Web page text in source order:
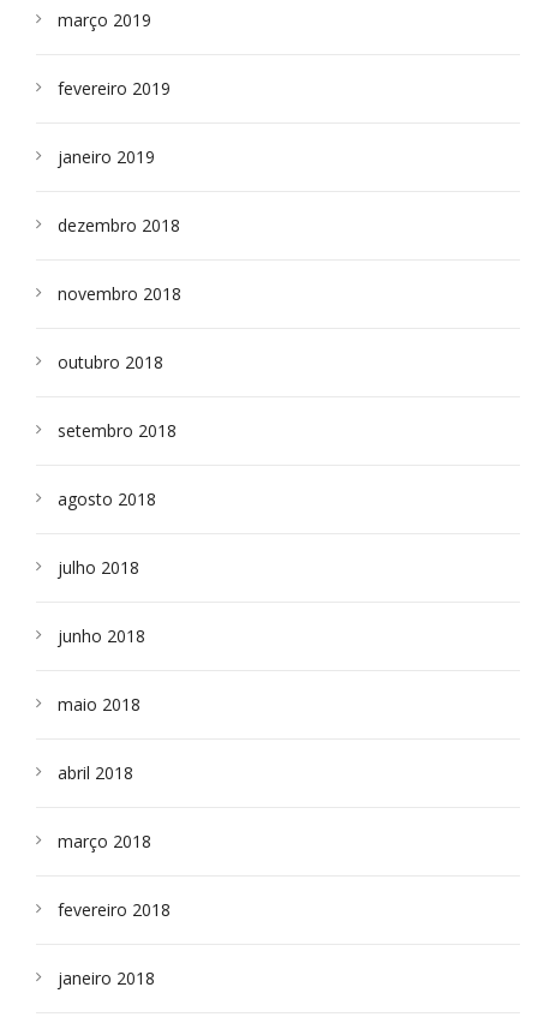
março 2019
fevereiro 2019
janeiro 2019
dezembro 2018
novembro 2018
outubro 2018
setembro 2018
agosto 2018
julho 2018
junho 2018
maio 2018
abril 2018
março 2018
fevereiro 2018
janeiro 2018